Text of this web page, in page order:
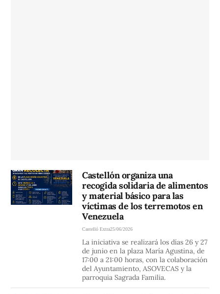
Castellón organiza una
recogida solidaria de alimentos
y material básico para las
víctimas de los terremotos en
Venezuela
Castelló Extra25/06/2026
La iniciativa se realizará los días 26 y 27
de junio en la plaza María Agustina, de
17:00 a 21:00 horas, con la colaboración
del Ayuntamiento, ASOVECAS y la
parroquia Sagrada Familia.